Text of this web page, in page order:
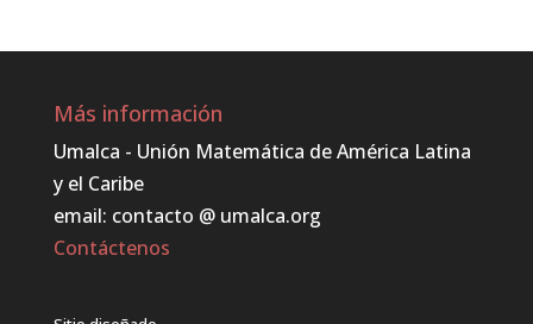
Más información
Umalca - Unión Matemática de América Latina
y el Caribe
email: contacto @ umalca.org
Contáctenos